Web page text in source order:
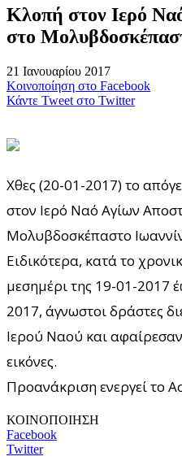
Κλοπή στον Ιερό
στο
21 Ιανουαρίου 2017
Κοινοποίηση στο Facebook
Κάντε Tweet στο Twitter
Χθες (20-01-2017) το
στον Ιερό Ναό Αγίων
Μολυβδοσκέπαστο
Ειδικότερα, κατά το
μεσημέρι της 19-01-2017
2017, άγνωστοι δράστες
Ιερού Ναού και
εικόνες.
Προανάκριση ενεργεί το
ΚΟΙΝΟΠΟΙΗΣΗ
Facebook
Twitter